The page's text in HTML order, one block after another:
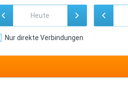
Nur direkte Verbindungen